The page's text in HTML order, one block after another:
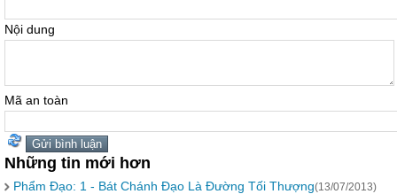
Nội dung
Mã an toàn
Những tin mới hơn
Phẩm Đạo: 1 - Bát Chánh Ðạo Là Ðường Tối Thượng(13/07/2013)